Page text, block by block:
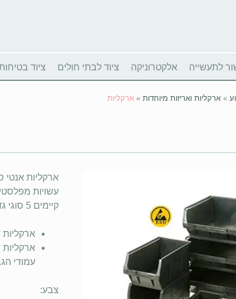
לתעשייה אלקטרוניקה ציוד לבתי חולים ציוד
» ארקליות ואריזות מיוחדות » ארקליות
ארקליות אנטי
עשויות
קיימים 5 סוגי גדלים דגם אנטי סטטי בצבע שחור, דגם רגיל צבעוני.
ארקליות דגמים 1 + 2 ניתן לרכוש עם תוספות
עמודי הגבהה
צבע: